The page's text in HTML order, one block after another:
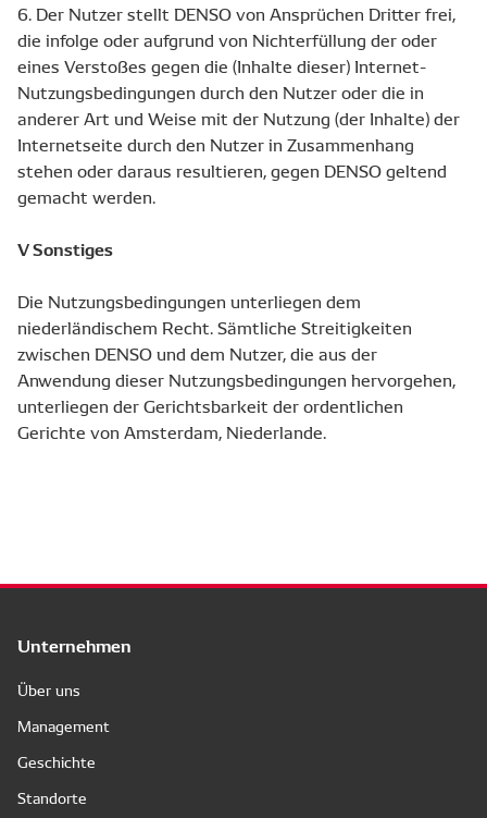
6. Der Nutzer stellt DENSO von Ansprüchen Dritter frei,
die infolge oder aufgrund von Nichterfüllung der oder
eines Verstoßes gegen die (Inhalte dieser) Internet-
Nutzungsbedingungen durch den Nutzer oder die in
anderer Art und Weise mit der Nutzung (der Inhalte) der
Internetseite durch den Nutzer in Zusammenhang
stehen oder daraus resultieren, gegen DENSO geltend
gemacht werden.
V Sonstiges
Die Nutzungsbedingungen unterliegen dem
niederländischem Recht. Sämtliche Streitigkeiten
zwischen DENSO und dem Nutzer, die aus der
Anwendung dieser Nutzungsbedingungen hervorgehen,
unterliegen der Gerichtsbarkeit der ordentlichen
Gerichte von Amsterdam, Niederlande.
Unternehmen
Über uns
Management
Geschichte
Standorte